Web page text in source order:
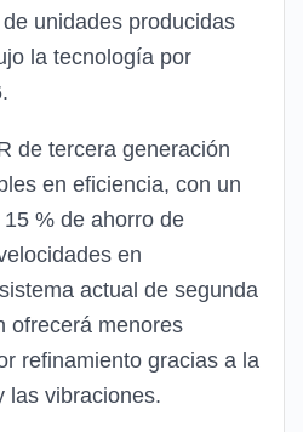
unidades producidas
la tecnología por
de tercera generación
en eficiencia, con un
% de ahorro de
en
actual de segunda
ofrecerá menores
refinamiento gracias a la
las vibraciones.